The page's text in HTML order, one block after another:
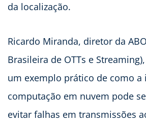
da localização.
Ricardo Miranda, diretor da
Brasileira de OTTs e
um exemplo prático de como
computação em nuvem pode
evitar falhas em transmissões